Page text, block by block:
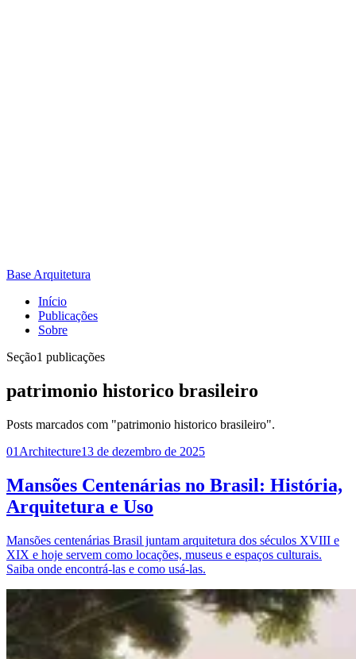
Base Arquitetura
Início
Publicações
Sobre
Seção1 publicações
patrimonio historico brasileiro
Posts marcados com "patrimonio historico brasileiro".
01 Architecture13 de dezembro de 2025
Mansões Centenárias no Brasil: História,
Arquitetura e Uso
Mansões centenárias Brasil juntam arquitetura dos séculos XVIII e
XIX e hoje servem como locações, museus e espaços culturais.
Saiba onde encontrá-las e como usá-las.